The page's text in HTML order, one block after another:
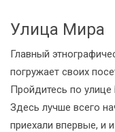
Улица Мира
Главный
погружает своих
Пройдитесь по улице
Здесь лучше всего
приехали впервые, и